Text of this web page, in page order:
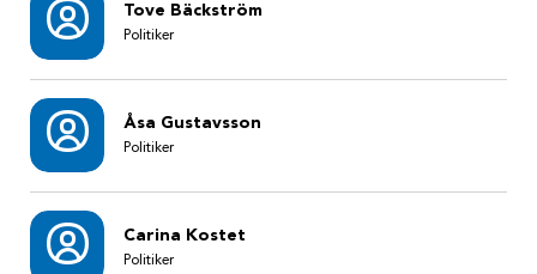
Tove Bäckström
Politiker
Åsa Gustavsson
Politiker
Carina Kostet
Politiker